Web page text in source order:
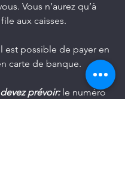
Vous n’aurez qu’à
aux caisses.
est possible de payer en
carte de banque.
prévoir: le numéro